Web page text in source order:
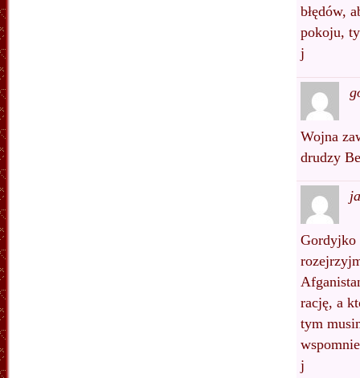
błędów,
pokoju,
j
Wojna
drudzy
Gordyjko
rację, a
tym
j